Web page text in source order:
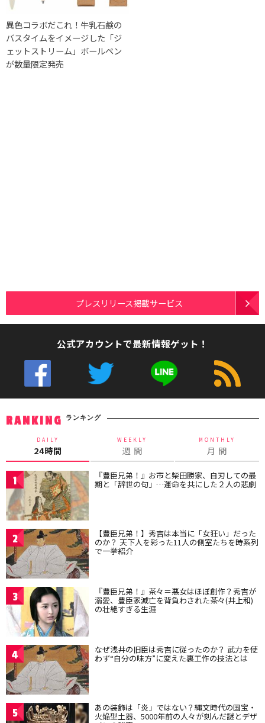
異色コラボだこれ！牛乳石鹸の
バスタイムをイメージした「ジ
ェットストリーム」ボールペン
が数量限定発売
プレスリリース掲載サービス
公式アカウントで最新情報ゲット！
RANKING ランキング
DAILY
24時間
WEEKLY
週 間
MONTHLY
月 間
1 『豊臣兄弟！』お市と柴田勝家、自刃しての最
期と「辞世の句」…運命を共にした２人の悲劇
2 【豊臣兄弟！】秀吉は本当に「女狂い」だった
のか？ 天下人を彩った11人の側室たちを時系列
で一挙紹介
3 『豊臣兄弟！』茶々＝悪女はほぼ創作？秀吉が
溺愛、豊臣家滅亡を背負わされた茶々(井上和)
の壮絶すぎる生涯
4 なぜ浅井の旧臣は秀吉に従ったのか？ 武力を使
わず“自分の味方”に変えた裏工作の技法とは
5 あの装飾は「炎」ではない？縄文時代の国宝・
火焔型土器、5000年前の人々が刻んだ謎とデザ